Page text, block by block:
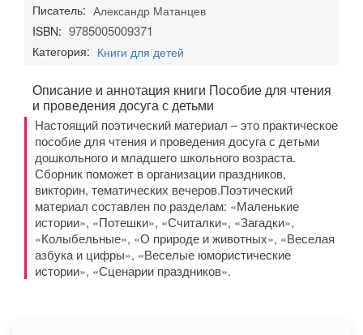
Писатель: Александр Матанцев
ISBN: 9785005009371
Категория: Книги для детей
Описание и аннотация книги Пособие для чтения
и проведения досуга с детьми
Настоящий поэтический материал – это практическое
пособие для чтения и проведения досуга с детьми
дошкольного и младшего школьного возраста.
Сборник поможет в организации праздников,
викторин, тематических вечеров.Поэтический
материал составлен по разделам: «Маленькие
истории», «Потешки», «Считалки», «Загадки»,
«Колыбельные», «О природе и животных», «Веселая
азбука и цифры», «Веселые юмористические
истории», «Сценарии праздников».